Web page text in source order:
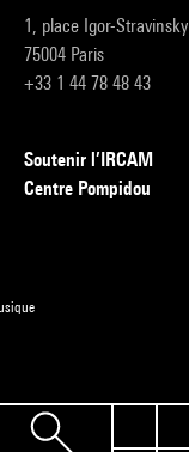
1, place Igor-Stravinsky
75004 Paris
+33 1 44 78 48 43
Soutenir l’IRCAM
Centre Pompidou